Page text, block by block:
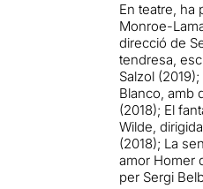
En teatre, ha
Monroe-
direcció de
tendresa,
Salzol
Blanco, amb
(2018); El
Wilde,
(2018); La
amor Homer
per Sergi